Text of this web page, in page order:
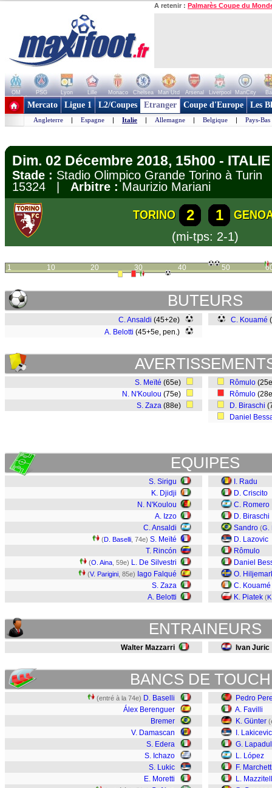
A retenir : Palmarès Coupe du
OM PSG Lyon Lille Monaco Chelsea Man Utd Arsenal Liverpool ManCity
+ de clubs
Mercato Ligue 1 L2/Coupes Etranger Coupe d'Europe Les
Angleterre | Espagne | Italie | Allemagne | Belgique | Pays-Bas
Dim. 02 Décembre 2018, 15h00 -
Stade : Stadio Olimpico Grande Torino à
15324 | Arbitre : Maurizio Mariani
TORINO 2 1
(mi-tps: 2-1)
1 10 20 30 40 50
BUTEURS
C. Ansaldi (45+2e)
A. Belotti (45+5e, pen.)
C. Kouamé
S. Meïté (65e)
N. N'Koulou (75e)
S. Zaza (88e)
Rômulo
Rômulo
D. Biraschi
Daniel
EQUIPES
S. Sirigu
K. Djidji
N. N'Koulou
A. Izzo
C. Ansaldi
(D. Baselli , 74e) S. Meïté
T. Rincón
(O. Aina , 59e) L. De Silvestri
(V. Parigini , 85e) Iago Falqué
S. Zaza
A. Belotti
I. Radu
D. Criscito
C. Romero
D. Biraschi
Sandro (G.
D. Lazovic
Rômulo
Daniel
O.
C. Kouamé
K. Piatek (
ENTRAINEURS
Walter Mazzarri Ivan Juric
BANCS DE
(entré à la 74e) D. Baselli
Álex Berenguer
Bremer
V. Damascan
S. Edera
S. Ichazo
S. Lukic
E. Moretti
Pedro
A. Favilli
K. Günter
I. Lakicevic
G.
L. López
F.
L.